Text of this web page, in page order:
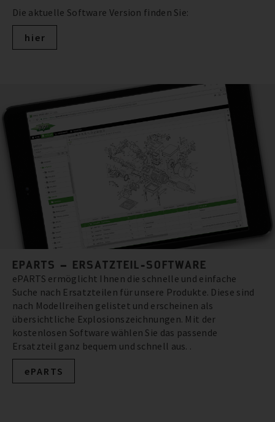
Die aktuelle Software Version finden Sie:
hier
EPARTS – ERSATZTEIL-SOFTWARE
ePARTS ermöglicht Ihnen die schnelle und einfache
Suche nach Ersatzteilen für unsere Produkte. Diese sind
nach Modellreihen gelistet und erscheinen als
übersichtliche Explosionszeichnungen. Mit der
kostenlosen Software wählen Sie das passende
Ersatzteil ganz bequem und schnell aus. .
ePARTS